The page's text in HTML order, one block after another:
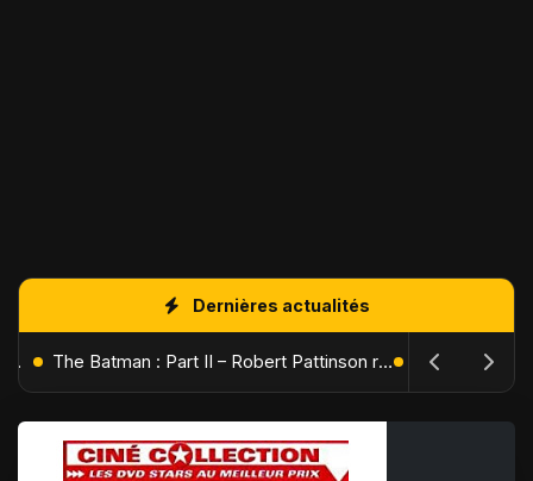
Dernières actualités
L'Âge de Glace : Le Réveil du Volcan – Manny, Sid et Diego de retour pour une aventure explosive The Batman : Part II – Robert Pattinson replonge dans les ténèbres de Gotham dès octobre 2027